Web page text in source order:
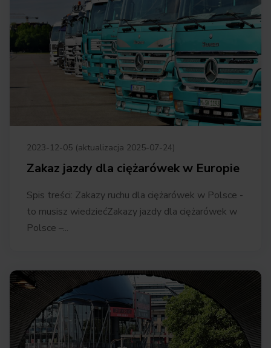
2023-12-05 (aktualizacja 2025-07-24)
Zakaz jazdy dla ciężarówek w Europie
Spis treści: Zakazy ruchu dla ciężarówek w Polsce ­­
to musisz wiedziećZakazy jazdy dla ciężarówek w
Polsce –...